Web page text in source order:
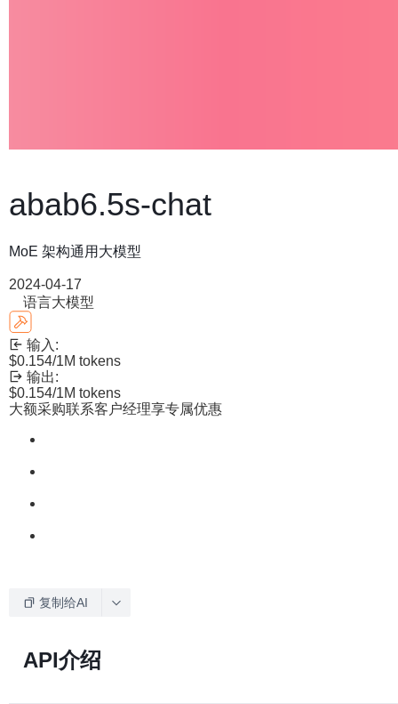
abab6.5s-chat
MoE 架构通用大模型
2024-04-17
语言大模型
输入:
$0.154/1M tokens
输出:
$0.154/1M tokens
大额采购联系客户经理享专属优惠
复制给AI
API介绍